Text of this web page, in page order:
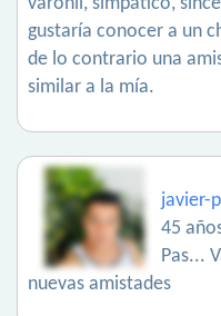
gustaría conocer a un
de lo contrario una
similar a la mía.
javier-
45
Pas...
nuevas amistades